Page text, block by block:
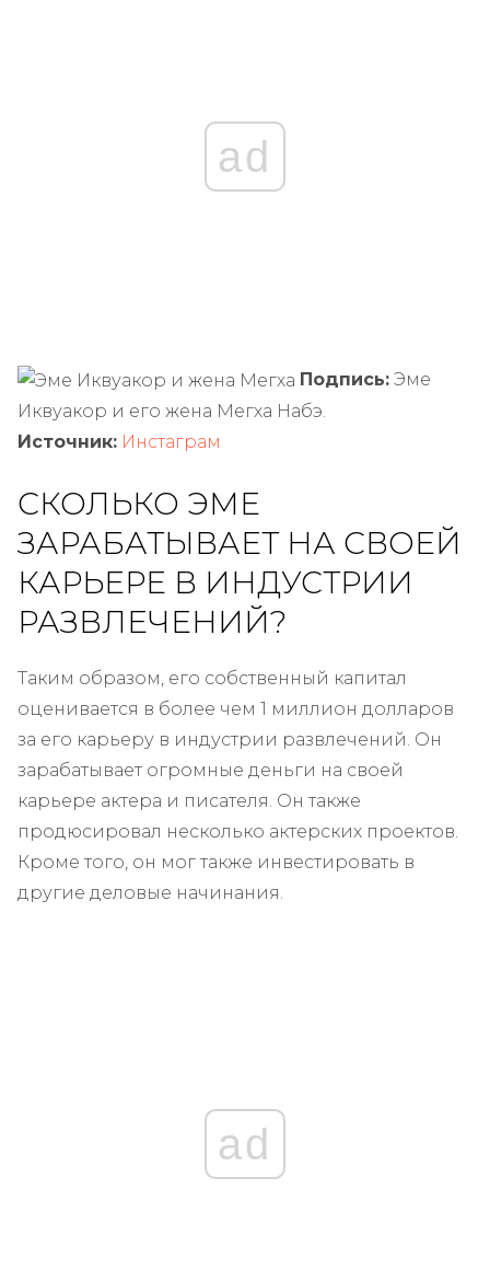
ad
Подпись: Эме
Иквуакор и его жена Мегха Набэ.
Источник: Инстаграм
СКОЛЬКО ЭМЕ
ЗАРАБАТЫВАЕТ НА СВОЕЙ
КАРЬЕРЕ В ИНДУСТРИИ
РАЗВЛЕЧЕНИЙ?
Таким образом, его собственный капитал
оценивается в более чем 1 миллион долларов
за его карьеру в индустрии развлечений. Он
зарабатывает огромные деньги на своей
карьере актера и писателя. Он также
продюсировал несколько актерских проектов.
Кроме того, он мог также инвестировать в
другие деловые начинания.
ad